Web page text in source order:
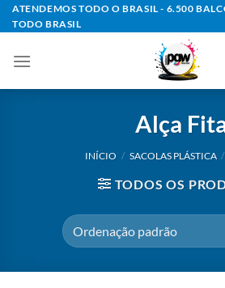
Skip
to
ATENDEMOS TODO O BRASIL - 6.500
TODO BRASIL
Alça
INÍCIO / SACOLAS PLÁSTICA /
TODOS OS